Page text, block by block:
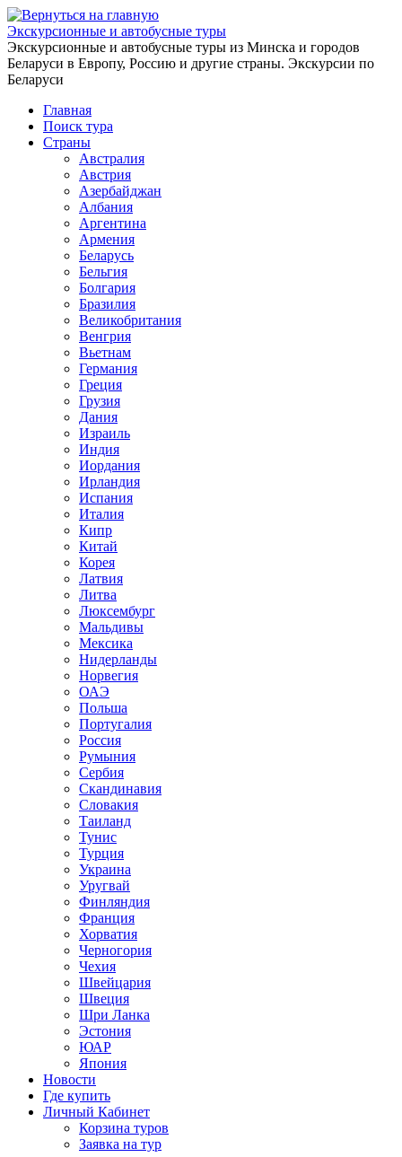
Перейти
к
содержимому
Экскурсионные и автобусные туры
Экскурсионные и автобусные туры из Минска и городов
Беларуси в Европу, Россию и другие страны. Экскурсии по
Беларуси
Главная
Поиск тура
Страны
Австралия
Австрия
Азербайджан
Албания
Аргентина
Армения
Беларусь
Бельгия
Болгария
Бразилия
Великобритания
Венгрия
Вьетнам
Германия
Греция
Грузия
Дания
Израиль
Индия
Иордания
Ирландия
Испания
Италия
Кипр
Китай
Корея
Латвия
Литва
Люксембург
Мальдивы
Мексика
Нидерланды
Норвегия
ОАЭ
Польша
Португалия
Россия
Румыния
Сербия
Скандинавия
Словакия
Таиланд
Тунис
Турция
Украина
Уругвай
Финляндия
Франция
Хорватия
Черногория
Чехия
Швейцария
Швеция
Шри Ланка
Эстония
ЮАР
Япония
Новости
Где купить
Личный Кабинет
Корзина туров
Заявка на тур